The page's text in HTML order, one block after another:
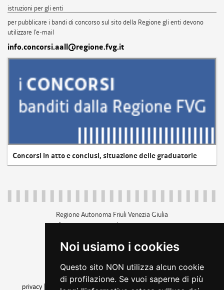
Noi usiamo i cookies
Questo sito NON utilizza alcun cookie
di profilazione. Se vuoi saperne di più
istruzioni per gli enti
per pubblicare i bandi di concorso sul sito della Regione gli enti devono
utilizzare l'e-mail
info.concorsi.aall@regione.fvg.it
Concorsi in atto e conclusi, situazione delle graduatorie
Regione Autonoma Friuli Venezia Giulia
c.f. 80014930327; p.iva 00526040324
+39 040 3771111
amministrazione trasparente
privacy
cookie |note legali accessibilità dichiarazione di